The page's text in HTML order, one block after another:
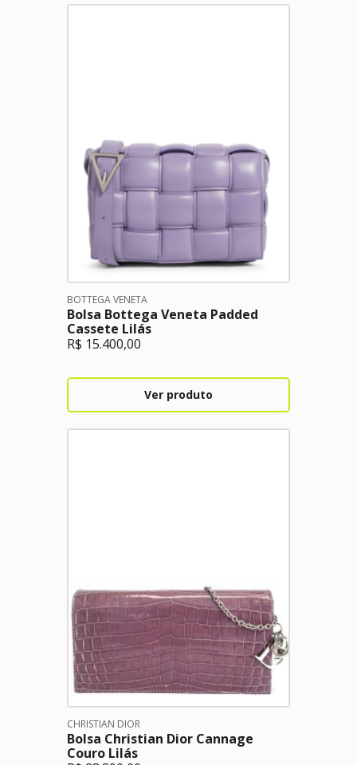
BOTTEGA VENETA
Bolsa Bottega Veneta Padded
Cassete Lilás
R$ 15.400,00
Ver produto
CHRISTIAN DIOR
Bolsa Christian Dior Cannage
Couro Lilás